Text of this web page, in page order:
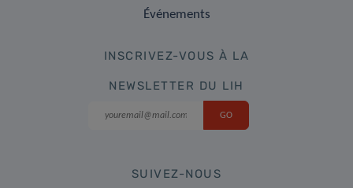
Événements
INSCRIVEZ-VOUS À LA
NEWSLETTER DU LIH
SUIVEZ-NOUS